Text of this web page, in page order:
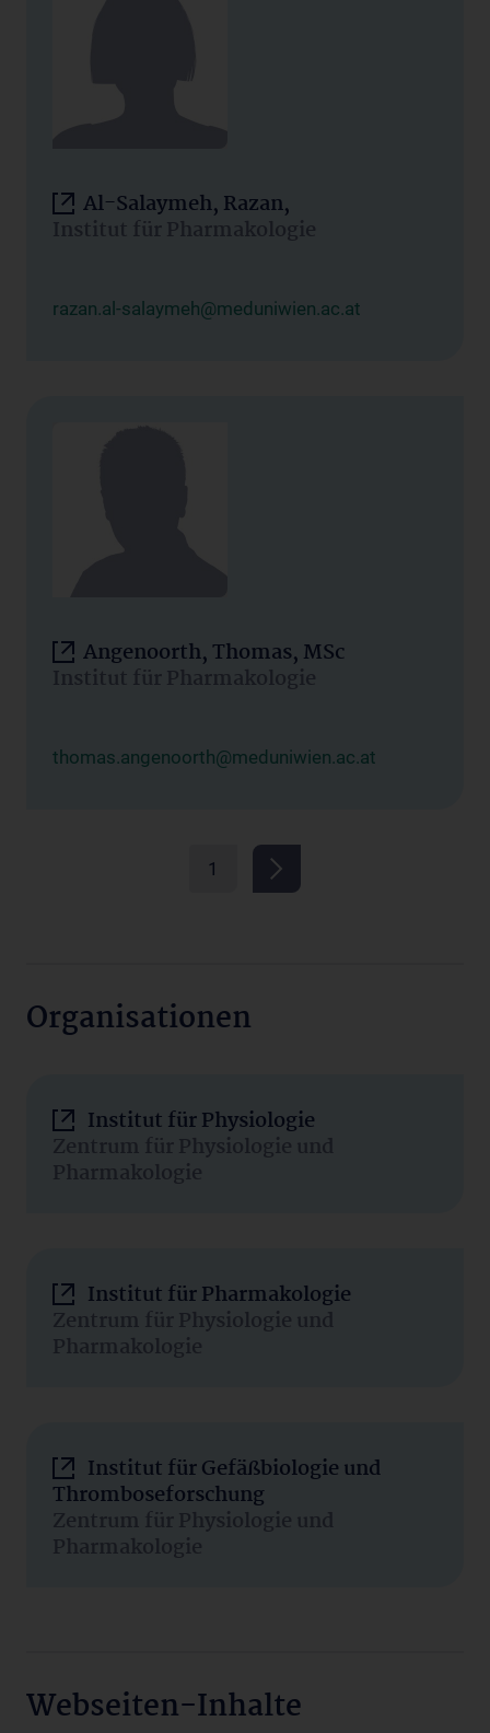
Al-Salaymeh, Razan,
Institut für Pharmakologie
razan.al-salaymeh@meduniwien.ac.at
Angenoorth, Thomas, MSc
Institut für Pharmakologie
thomas.angenoorth@meduniwien.ac.at
1
Organisationen
Institut für Physiologie
Zentrum für Physiologie und
Pharmakologie
Institut für Pharmakologie
Zentrum für Physiologie und
Pharmakologie
Institut für Gefäßbiologie und
Thromboseforschung
Zentrum für Physiologie und
Pharmakologie
Webseiten-Inhalte